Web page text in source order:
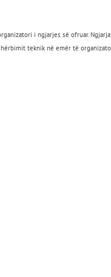
i ngjarjes së ofruar.
teknik në emër të